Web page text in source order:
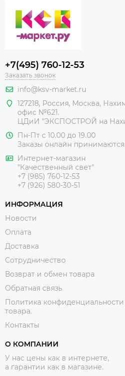
+7(495) 760-12-53
Заказать звонок
info@ksv-market.ru
127218, Россия, Москва,
офис №621.
ЦДиИ "ЭКСПОСТРОЙ на
Пн-Пт с 10.00 до 19.00
Заказы онлайн принимаются
Интернет-магазин
"Качественный свет"
+7 (985) 760-12-53
+7 (926) 580-30-51
ИНФОРМАЦИЯ
Новости
Оплата
Доставка
Сотрудничество
Возврат и обмен товара
Обратная связь
Политика
товара.
Контакты
О КОМПАНИИ
У нас цены как в интернете,
а гарантии как в магазине.